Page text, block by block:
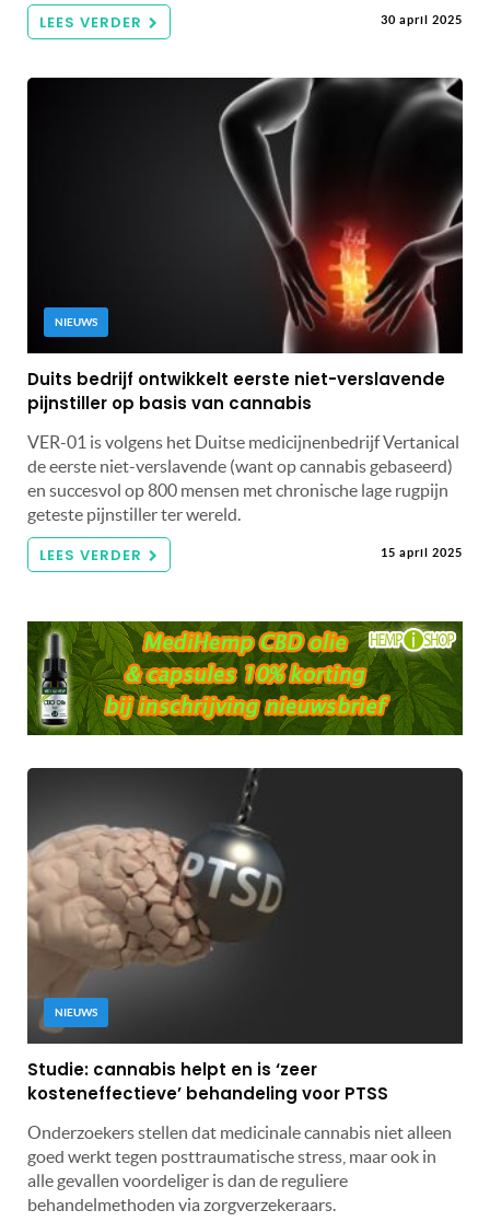
LEES VERDER 30 april 2025
NIEUWS
Duits bedrijf ontwikkelt eerste niet-verslavende
pijnstiller op basis van cannabis
VER-01 is volgens het Duitse medicijnenbedrijf Vertanical
de eerste niet-verslavende (want op cannabis gebaseerd)
en succesvol op 800 mensen met chronische lage rugpijn
geteste pijnstiller ter wereld.
LEES VERDER 15 april 2025
NIEUWS
Studie: cannabis helpt en is ‘zeer
kosteneffectieve’ behandeling voor PTSS
Onderzoekers stellen dat medicinale cannabis niet alleen
goed werkt tegen posttraumatische stress, maar ook in
alle gevallen voordeliger is dan de reguliere
behandelmethoden via zorgverzekeraars.